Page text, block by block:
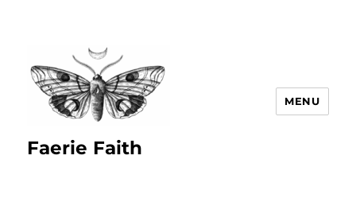
Faerie Faith
MENU